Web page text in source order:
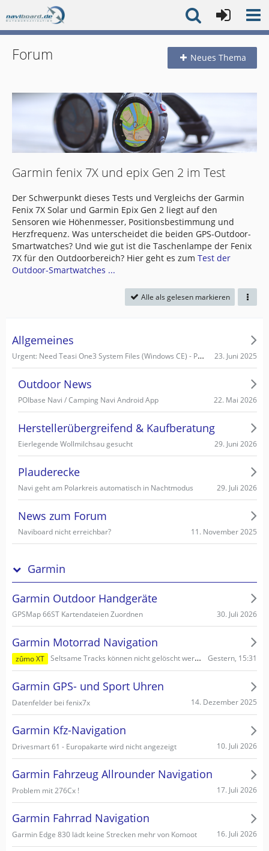
Forum Neues Thema
Garmin fenix 7X und epix Gen 2 im Test
Der Schwerpunkt dieses Tests und Vergleichs der Garmin
Fenix 7X Solar und Garmin Epix Gen 2 liegt auf den
Sensoren wie Höhenmesser, Positionsbestimmung und
Herzfrequenz. Was unterscheidet die beiden GPS-Outdoor-
Smartwatches? Und wie gut ist die Taschenlampe der Fenix
7X für den Outdoorbereich? Hier geht es zum Test der
Outdoor-Smartwatches ...
Alle als gelesen markieren
Allgemeines
Urgent: Need Teasi One3 System Files (Windows CE) - PC recognizes it as Mass Storage! 23. Juni 2025
Outdoor News
POIbase Navi / Camping Navi Android App 22. Mai 2026
Herstellerübergreifend & Kaufberatung
Eierlegende Wollmilchsau gesucht 29. Juni 2026
Plauderecke
Navi geht am Polarkreis automatisch in Nachtmodus 29. Juli 2026
News zum Forum
Naviboard nicht erreichbar? 11. November 2025
Garmin
Garmin Outdoor Handgeräte
GPSMap 66ST Kartendateien Zuordnen 30. Juli 2026
Garmin Motorrad Navigation
zûmo XT Seltsame Tracks können nicht gelöscht werden Gestern, 15:31
Garmin GPS- und Sport Uhren
Datenfelder bei fenix7x 14. Dezember 2025
Garmin Kfz-Navigation
Drivesmart 61 - Europakarte wird nicht angezeigt 10. Juli 2026
Garmin Fahrzeug Allrounder Navigation
Problem mit 276Cx ! 17. Juli 2026
Garmin Fahrrad Navigation
Garmin Edge 830 lädt keine Strecken mehr von Komoot 16. Juli 2026